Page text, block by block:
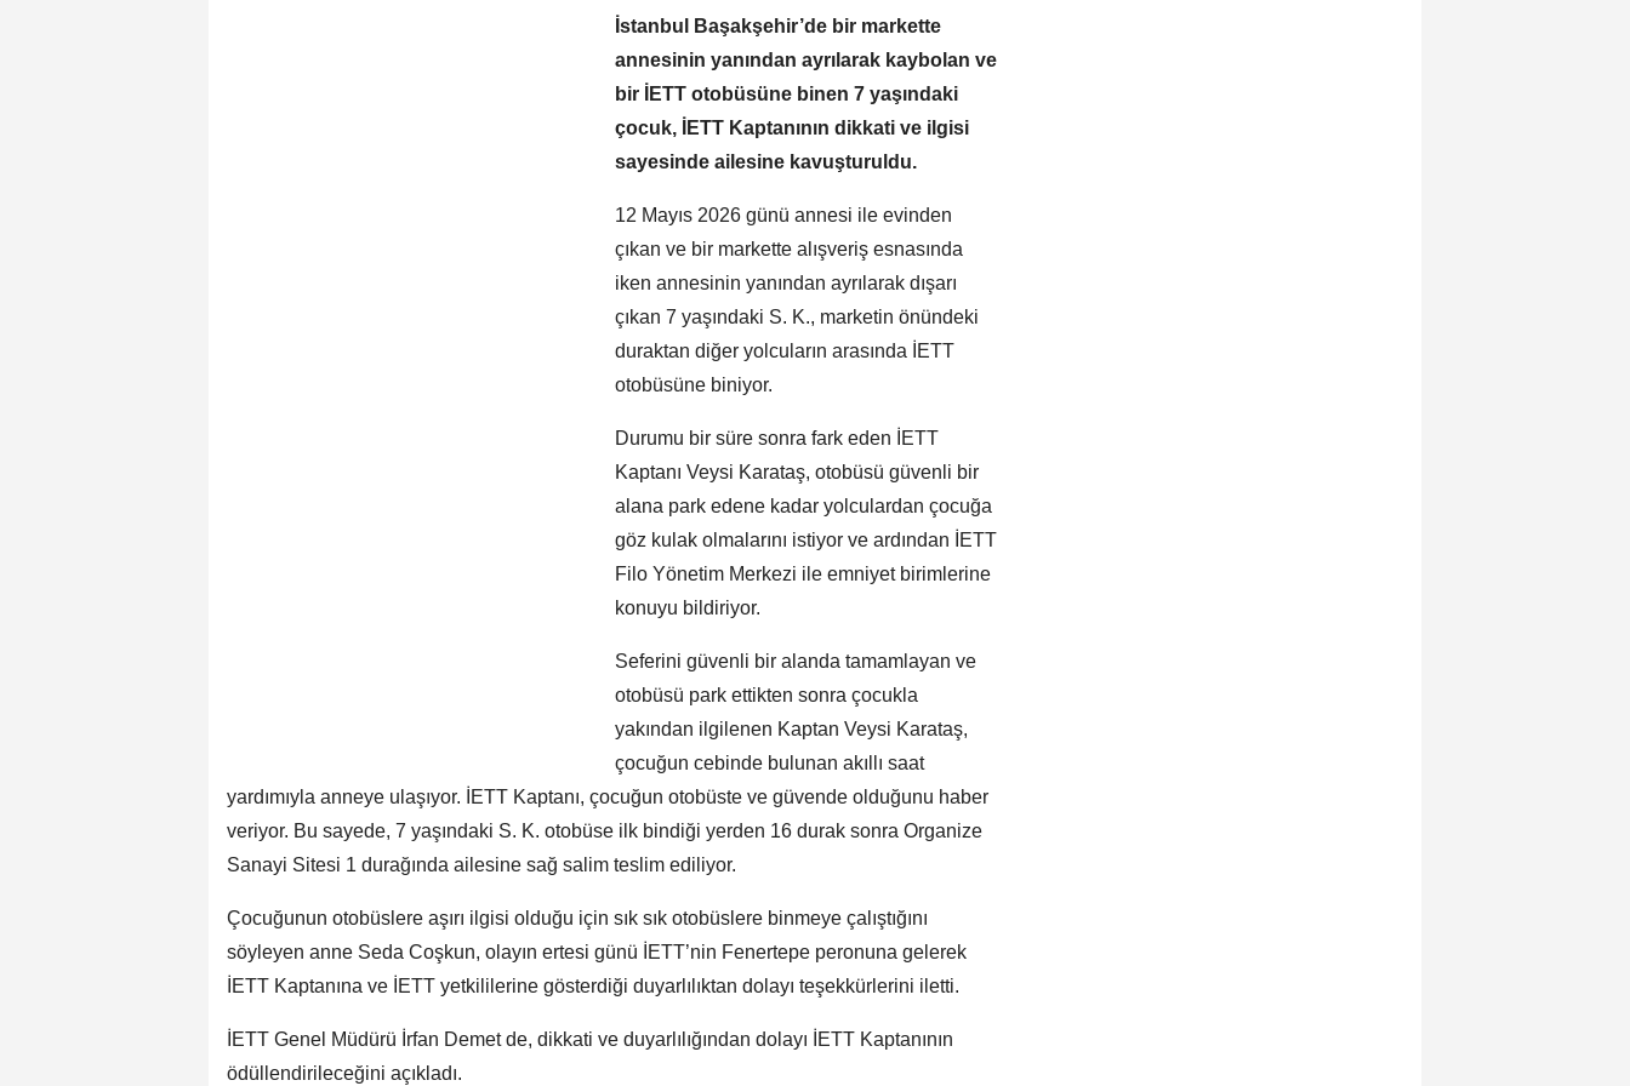
İstanbul Başakşehir’de bir markette
annesinin yanından ayrılarak kaybolan ve
bir İETT otobüsüne binen 7 yaşındaki
çocuk, İETT Kaptanının dikkati ve ilgisi
sayesinde ailesine kavuşturuldu.
12 Mayıs 2026 günü annesi ile evinden
çıkan ve bir markette alışveriş esnasında
iken annesinin yanından ayrılarak dışarı
çıkan 7 yaşındaki S. K., marketin önündeki
duraktan diğer yolcuların arasında İETT
otobüsüne biniyor.
Durumu bir süre sonra fark eden İETT
Kaptanı Veysi Karataş, otobüsü güvenli bir
alana park edene kadar yolculardan çocuğa
göz kulak olmalarını istiyor ve ardından İETT
Filo Yönetim Merkezi ile emniyet birimlerine
konuyu bildiriyor.
Seferini güvenli bir alanda tamamlayan ve
otobüsü park ettikten sonra çocukla
yakından ilgilenen Kaptan Veysi Karataş,
çocuğun cebinde bulunan akıllı saat
yardımıyla anneye ulaşıyor. İETT Kaptanı, çocuğun otobüste ve güvende olduğunu haber
veriyor. Bu sayede, 7 yaşındaki S. K. otobüse ilk bindiği yerden 16 durak sonra Organize
Sanayi Sitesi 1 durağında ailesine sağ salim teslim ediliyor.
Çocuğunun otobüslere aşırı ilgisi olduğu için sık sık otobüslere binmeye çalıştığını
söyleyen anne Seda Coşkun, olayın ertesi günü İETT’nin Fenertepe peronuna gelerek
İETT Kaptanına ve İETT yetkililerine gösterdiği duyarlılıktan dolayı teşekkürlerini iletti.
İETT Genel Müdürü İrfan Demet de, dikkati ve duyarlılığından dolayı İETT Kaptanının
ödüllendirileceğini açıkladı.